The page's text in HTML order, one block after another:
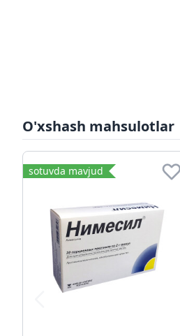
O'xshash mahsulotlar
sotuvda mavjud